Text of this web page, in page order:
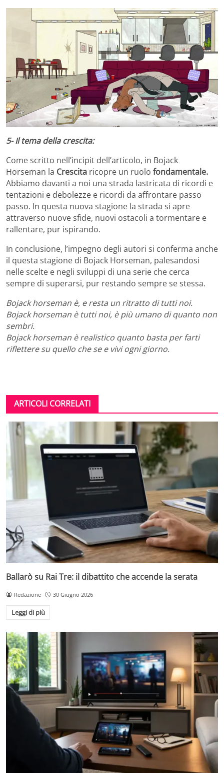
5- Il tema della crescita:
Come scritto nell’incipit dell’articolo, in Bojack
Horseman la Crescita ricopre un ruolo fondamentale.
Abbiamo davanti a noi una strada lastricata di ricordi e
tentazioni e debolezze e ricordi da affrontare passo
passo. In questa nuova stagione la strada si apre
attraverso nuove sfide, nuovi ostacoli a tormentare e
rallentare, pur ispirando.
In conclusione, l’impegno degli autori si conferma anche
il questa stagione di Bojack Horseman, palesandosi
nelle scelte e negli sviluppi di una serie che cerca
sempre di superarsi, pur restando sempre se stessa.
Bojack horseman è, e resta un ritratto di tutti noi.
Bojack horseman è tutti noi, è più umano di quanto non
sembri.
Bojack horseman è realistico quanto basta per farti
riflettere su quello che se e vivi ogni giorno.
ARTICOLI CORRELATI
Ballarò su Rai Tre: il dibattito che accende la serata
Redazione 30 Giugno 2026
Leggi di più